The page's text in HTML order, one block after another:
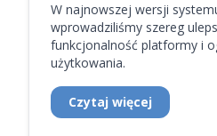
W najnowszej wersji
wprowadziliśmy szereg
funkcjonalność platformy i
użytkowania.
Czytaj więcej